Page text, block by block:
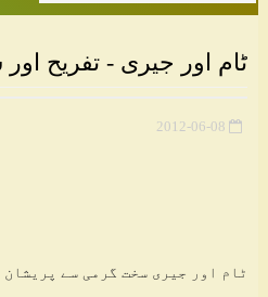
ٹام اور جیری - تفریح
2012-06-08
ٹام اور جیری سخت گرمی سے